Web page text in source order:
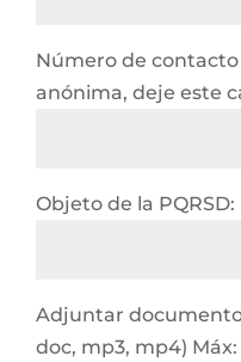
Número de contacto
anónima, deje este
Objeto de la PQRSD:
Adjuntar
doc, mp3, mp4) Máx: